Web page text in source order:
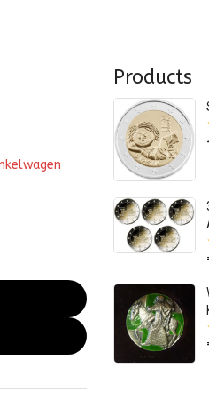
Products